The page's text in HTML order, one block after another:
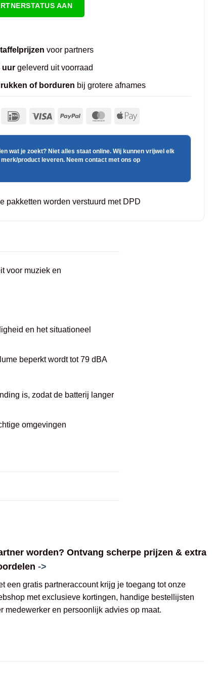
AAN
voor partners
uurgeleverd uit voorraad
of borduren bij grotere afnames
wat je zoekt? Niet alles staat online. Wij kunnen vrijwel elk
merk/product leveren. Neem contact met ons op
pakketten worden verstuurd met DPD
voor muziek en
en het situationeel
beperkt wordt tot 79 dBA
is, zodat de batterij langer
omgevingen
worden? Ontvang scherpe prijzen & extra
->
een gratis partneraccount krijg je toegang tot onze
met exclusieve kortingen, handige bestellijsten
medewerker en persoonlijk advies op maat.